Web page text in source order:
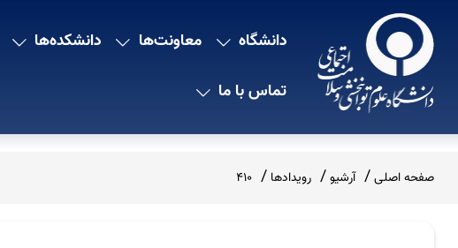
دانشگاه معاونت‌ها دانشکده‌ها
تماس با ما
صفحه اصلی آرشیو رویدادها 410